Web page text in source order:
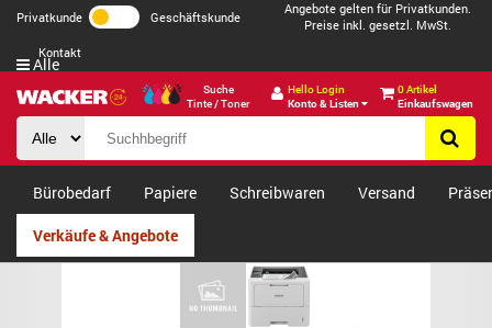
Privatkunde Geschäftskunde
Angebote gelten für Privatkunden.
Preise inkl. gesetzl. MwSt.
Kontakt
Suche
Tinte / Toner
Hello Login
Konto & Listen
0 Artikel
Einkaufswagen
Alle
Bürobedarf Papiere Schreibwaren Versand
Verkäufe & Angebote